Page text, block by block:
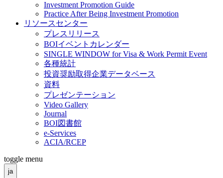
Investment Promotion Guide
Practice After Being Investment Promotion
リソースセンター
プレスリリース
BOIイベントカレンダー
SINGLE WINDOW for Visa & Work Permit Event
各種統計
投資奨励取得企業データベース
資料
プレゼンテーション
Video Gallery
Journal
BOI図書館
e-Services
ACIA/RCEP
toggle menu
ja